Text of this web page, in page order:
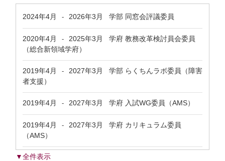
2024年4月 - 2026年3月 学部 同窓会評議委員
2020年4月 - 2025年3月
学府 教務改革検討員会委員
（総合新領域学府）
2019年4月 - 2027年3月
学部 らくちんラボ委員（障害
者支援）
2019年4月 - 2027年3月 学府 入試WG委員（AMS）
2019年4月 - 2027年3月
学府 カリキュラム委員
（AMS）
▼全件表示